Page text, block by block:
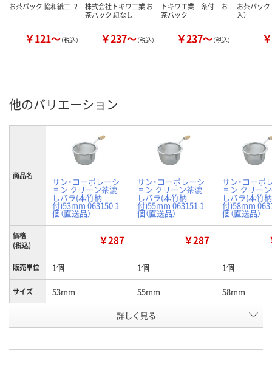
お茶パック 協和紙工_2
￥121～（税込）
株式会社トキワ工業 お
茶パック 紐なし
￥237～（税込）
トキワ工業 糸付 お
茶パック
￥237～（税込）
お茶パック
入）
他のバリエーション
商品名
サン・コーポレーシ
ョン クリーン茶漉
しバラ(本竹柄
付)53mm 063150 1
個（直送品）
サン・コーポレーシ
ョン クリーン茶漉
しバラ(本竹柄
付)55mm 063151 1
個（直送品）
サン・コーポ
ョン クリー
しバラ(本竹柄
付)58mm
個（直送品）
価格
(税込)
￥287 ￥287
販売単位 1個 1個 1個
サイズ 53mm 55mm 58mm
EP14509 EP15073
詳しく見る